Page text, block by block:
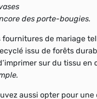
des porte-bougies.
fournitures de mariage
issu de forêts
sur du tissu
aussi opter pour une